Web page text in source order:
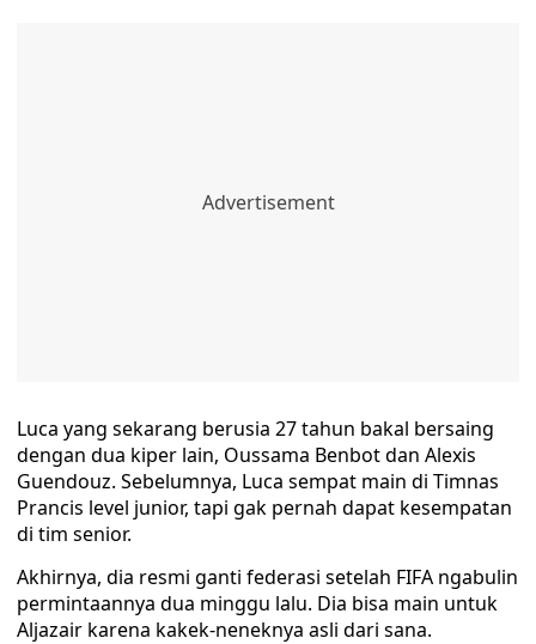
Luca yang sekarang berusia 27 tahun bakal bersaing
dengan dua kiper lain, Oussama Benbot dan Alexis
Guendouz. Sebelumnya, Luca sempat main di Timnas
Prancis level junior, tapi gak pernah dapat kesempatan
di tim senior.
Akhirnya, dia resmi ganti federasi setelah FIFA ngabulin
permintaannya dua minggu lalu. Dia bisa main untuk
Aljazair karena kakek-neneknya asli dari sana.